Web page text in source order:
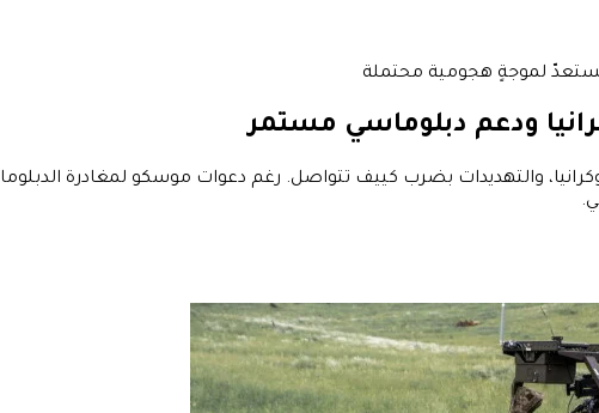
لموجةٍ هجومية محتملة
ودعم دبلوماسي مستمر
طائرة مسيّرة على أوكرانيا، والتهديدات بضرب كييف تتواصل. رغم دعوات موسكو